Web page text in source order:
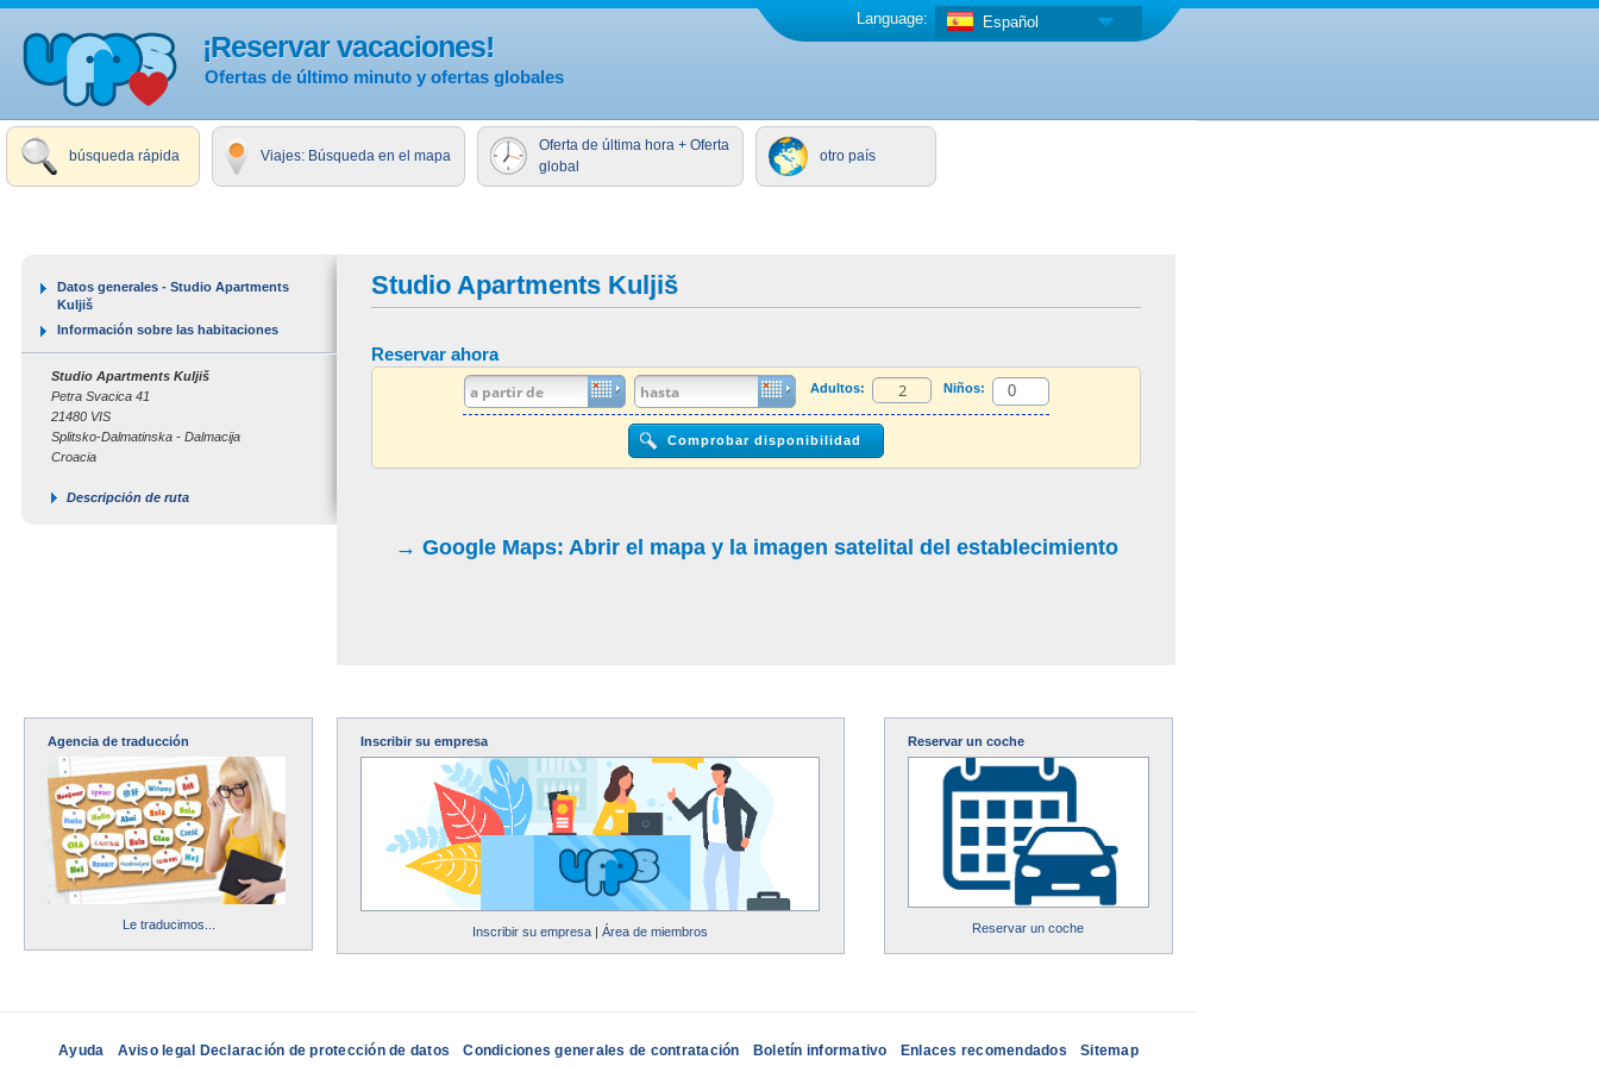
¡Reservar vacaciones!
Ofertas de último minuto y ofertas globales
Español
Language:
búsqueda rápida Viajes: Búsqueda en el mapa
Oferta de última hora + Oferta
global
otro país
Studio Apartments Kuljiš
Reservar ahora
Adultos: Niños:
→ Google Maps: Abrir el mapa y la imagen satelital del establecimiento
Datos generales - Studio Apartments
Kuljiš
Información sobre las habitaciones
Studio Apartments Kuljiš
Petra Svacica 41
21480 VIS
Splitsko-Dalmatinska - Dalmacija
Croacia
Descripción de ruta
Agencia de traducción
Le traducimos...
Inscribir su empresa
Inscribir su empresa |Área de miembros
Reservar un coche
Reservar un coche
Ayuda Aviso legal Declaración de protección de datos Condiciones generales de contratación Boletín informativo Enlaces recomendados Sitemap